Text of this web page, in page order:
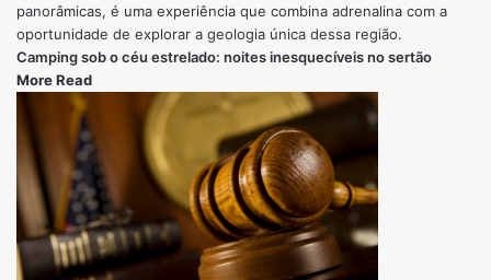
panorâmicas, é uma experiência que combina adrenalina com a
oportunidade de explorar a geologia única dessa região.
Camping sob o céu estrelado: noites inesquecíveis no sertão
More Read